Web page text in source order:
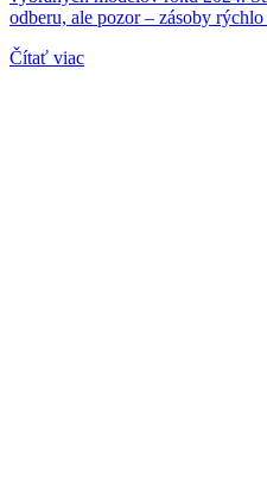
odberu, ale pozor – zásoby
Čítať viac